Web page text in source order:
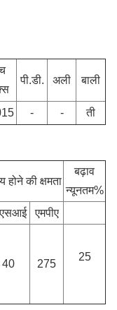
पी.डी. अली बाली
- - ती
होने की क्षमता
बढ़ाव
न्यूनतम%
एमपीए
40 275
25